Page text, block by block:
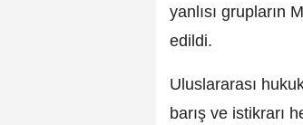
yanlısı grupların
edildi.
Uluslararası
barış ve istikrarı